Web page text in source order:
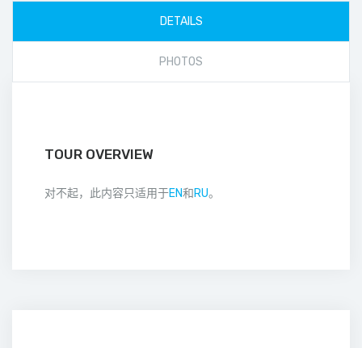
DETAILS
PHOTOS
TOUR OVERVIEW
对不起，此内容只适用于EN和RU。